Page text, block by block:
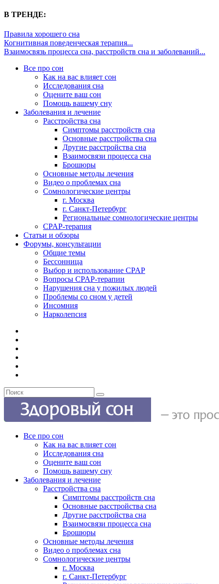
В ТРЕНДЕ:
Правила хорошего сна
Когнитивная поведенческая терапия...
Взаимосвязь процесса сна, расстройств сна и заболеваний...
Все про сон
Как на вас влияет сон
Исследования сна
Оцените ваш сон
Помощь вашему сну
Заболевания и лечение
Расстройства сна
Симптомы расстройств сна
Основные расстройства сна
Другие расстройства сна
Взаимосвязи процесса сна
Брошюры
Основные методы лечения
Видео о проблемах сна
Сомнологические центры
г. Москва
г. Санкт-Петербург
Региональные сомнологические центры
CPAP-терапия
Статьи и обзоры
Форумы, консультации
Общие темы
Бессонница
Выбор и использование CPAP
Вопросы CPAP-терапии
Нарушения сна у пожилых людей
Проблемы со сном у детей
Инсомния
Нарколепсия
Все про сон
Как на вас влияет сон
Исследования сна
Оцените ваш сон
Помощь вашему сну
Заболевания и лечение
Расстройства сна
Симптомы расстройств сна
Основные расстройства сна
Другие расстройства сна
Взаимосвязи процесса сна
Брошюры
Основные методы лечения
Видео о проблемах сна
Сомнологические центры
г. Москва
г. Санкт-Петербург